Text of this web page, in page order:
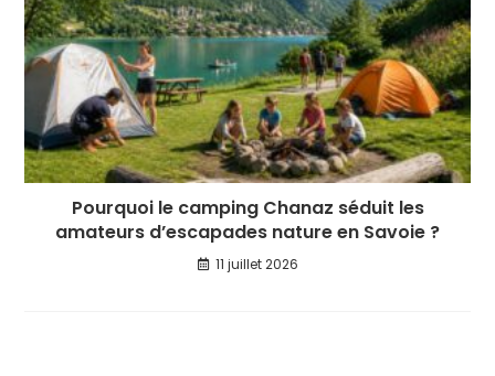
Pourquoi le camping Chanaz séduit les
amateurs d’escapades nature en Savoie ?
11 juillet 2026